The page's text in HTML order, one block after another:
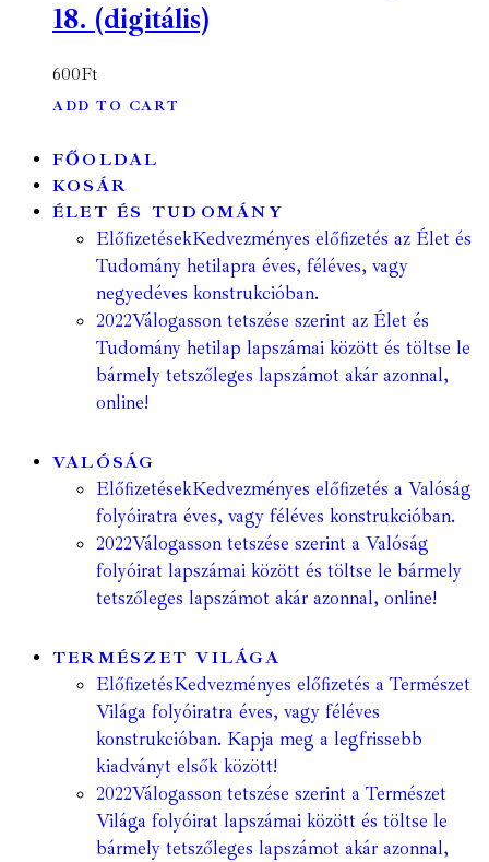
18. (digitális)
600Ft
ADD TO CART
FŐOLDAL
KOSÁR
ÉLET ÉS TUDOMÁNY
ElőfizetésekKedvezményes előfizetés az Élet és
Tudomány hetilapra éves, féléves, vagy
negyedéves konstrukcióban.
2022Válogasson tetszése szerint az Élet és
Tudomány hetilap lapszámai között és töltse le
bármely tetszőleges lapszámot akár azonnal,
online!
VALÓSÁG
ElőfizetésekKedvezményes előfizetés a Valóság
folyóiratra éves, vagy féléves konstrukcióban.
2022Válogasson tetszése szerint a Valóság
folyóirat lapszámai között és töltse le bármely
tetszőleges lapszámot akár azonnal, online!
TERMÉSZET VILÁGA
ElőfizetésKedvezményes előfizetés a Természet
Világa folyóiratra éves, vagy féléves
konstrukcióban. Kapja meg a legfrissebb
kiadványt elsők között!
2022Válogasson tetszése szerint a Természet
Világa folyóirat lapszámai között és töltse le
bármely tetszőleges lapszámot akár azonnal,